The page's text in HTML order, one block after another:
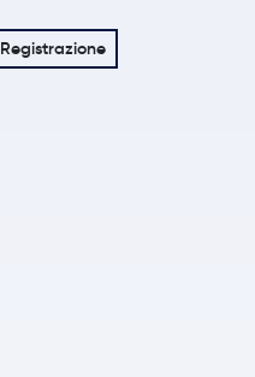
Registrazione